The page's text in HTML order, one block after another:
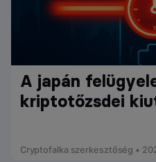
A japán
kriptotőzsdei
Cryptofalka szerkesztőség •